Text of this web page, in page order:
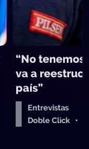
“No tenemos
va a
país”
Entrevistas
Doble Click •